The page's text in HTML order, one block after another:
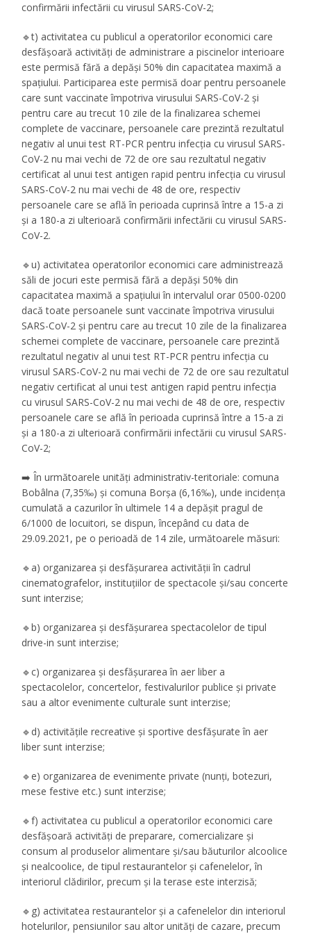
confirmării infectării cu virusul SARS-CoV-2;
🔹t) activitatea cu publicul a operatorilor economici care
desfășoară activități de administrare a piscinelor interioare
este permisă fără a depăși 50% din capacitatea maximă a
spațiului. Participarea este permisă doar pentru persoanele
care sunt vaccinate împotriva virusului SARS-CoV-2 și
pentru care au trecut 10 zile de la finalizarea schemei
complete de vaccinare, persoanele care prezintă rezultatul
negativ al unui test RT-PCR pentru infecția cu virusul SARS-
CoV-2 nu mai vechi de 72 de ore sau rezultatul negativ
certificat al unui test antigen rapid pentru infecția cu virusul
SARS-CoV-2 nu mai vechi de 48 de ore, respectiv
persoanele care se află în perioada cuprinsă între a 15-a zi
și a 180-a zi ulterioară confirmării infectării cu virusul SARS-
CoV-2.
🔹u) activitatea operatorilor economici care administrează
săli de jocuri este permisă fără a depăși 50% din
capacitatea maximă a spațiului în intervalul orar 0500-0200
dacă toate persoanele sunt vaccinate împotriva virusului
SARS-CoV-2 și pentru care au trecut 10 zile de la finalizarea
schemei complete de vaccinare, persoanele care prezintă
rezultatul negativ al unui test RT-PCR pentru infecția cu
virusul SARS-CoV-2 nu mai vechi de 72 de ore sau rezultatul
negativ certificat al unui test antigen rapid pentru infecția
cu virusul SARS-CoV-2 nu mai vechi de 48 de ore, respectiv
persoanele care se află în perioada cuprinsă între a 15-a zi
și a 180-a zi ulterioară confirmării infectării cu virusul SARS-
CoV-2;
➡️ În următoarele unități administrativ-teritoriale: comuna
Bobâlna (7,35‰) și comuna Borșa (6,16‰), unde incidența
cumulată a cazurilor în ultimele 14 a depășit pragul de
6/1000 de locuitori, se dispun, începând cu data de
29.09.2021, pe o perioadă de 14 zile, următoarele măsuri:
🔹a) organizarea și desfășurarea activității în cadrul
cinematografelor, instituțiilor de spectacole și/sau concerte
sunt interzise;
🔹b) organizarea și desfășurarea spectacolelor de tipul
drive-in sunt interzise;
🔹c) organizarea și desfășurarea în aer liber a
spectacolelor, concertelor, festivalurilor publice și private
sau a altor evenimente culturale sunt interzise;
🔹d) activitățile recreative și sportive desfășurate în aer
liber sunt interzise;
🔹e) organizarea de evenimente private (nunți, botezuri,
mese festive etc.) sunt interzise;
🔹f) activitatea cu publicul a operatorilor economici care
desfășoară activități de preparare, comercializare și
consum al produselor alimentare și/sau băuturilor alcoolice
și nealcoolice, de tipul restaurantelor și cafenelelor, în
interiorul clădirilor, precum și la terase este interzisă;
🔹g) activitatea restaurantelor și a cafenelelor din interiorul
hotelurilor, pensiunilor sau altor unități de cazare, precum